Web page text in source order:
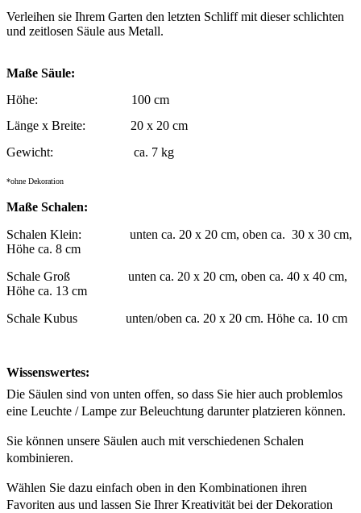
Verleihen sie Ihrem Garten den letzten Schliff mit dieser schlichten
und zeitlosen Säule aus Metall.
Maße Säule:
Höhe:
100 cm
Länge x Breite: 20 x 20 cm
Gewicht:
ca. 7 kg
*ohne Dekoration
Maße Schalen:
Schalen Klein: unten ca. 20 x 20 cm, oben ca. 30 x 30 cm,
Höhe ca. 8 cm
Schale Groß unten ca. 20 x 20 cm, oben ca. 40 x 40 cm,
Höhe ca. 13 cm
Schale Kubus unten/oben ca. 20 x 20 cm. Höhe ca. 10 cm
Wissenswertes:
Die Säulen sind von unten offen, so dass Sie hier auch problemlos
eine Leuchte / Lampe zur Beleuchtung darunter platzieren können.
Sie können unsere Säulen auch mit verschiedenen Schalen
kombinieren.
Wählen Sie dazu einfach oben in den Kombinationen ihren
Favoriten aus und lassen Sie Ihrer Kreativität bei der Dekoration